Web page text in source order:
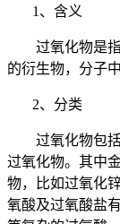
1、含义
过氧化物是指
的衍生物，分子
2、分类
过氧化物包括
过氧化物。其中
物，比如过氧化
氧酸及过氧酸盐